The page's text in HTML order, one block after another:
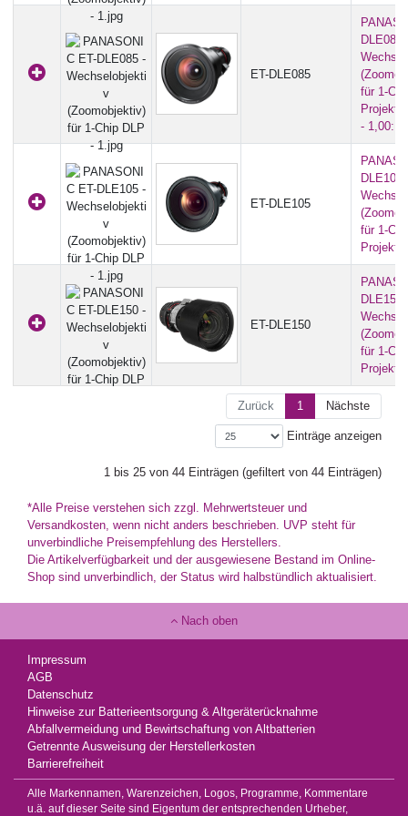
ET-DLE085
DLE085
für 1-
- 1,00:1)
ET-DLE105
DLE105
für 1-
ET-DLE150
DLE150
für 1-
Zurück 1 Nächste
Einträge anzeigen
1 bis 25 von 44 Einträgen (gefiltert von 44 Einträgen)
*Alle Preise verstehen sich zzgl. Mehrwertsteuer und
Versandkosten, wenn nicht anders beschrieben. UVP steht für
unverbindliche Preisempfehlung des Herstellers.
Die Artikelverfügbarkeit und der ausgewiesene Bestand im Online-
Shop sind unverbindlich, der Status wird halbstündlich aktualisiert.
Nach oben
Impressum
AGB
Datenschutz
Hinweise zur Batterieentsorgung & Altgeräterücknahme
Abfallvermeidung und Bewirtschaftung von Altbatterien
Getrennte Ausweisung der Herstellerkosten
Barrierefreiheit
Alle Markennamen, Warenzeichen, Logos, Programme, Kommentare
u.ä. auf dieser Seite sind Eigentum der entsprechenden Urheber,